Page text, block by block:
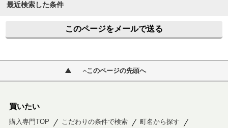
最近検索した条件
このページをメールで送る
このページの先頭へ
買いたい
購入専門TOP こだわりの条件で検索
町名から探す